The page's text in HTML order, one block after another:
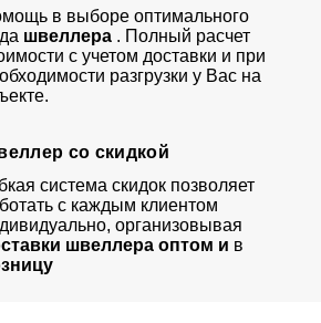
в выборе оптимального
швеллера . Полный расчет
с учетом доставки и при
разгрузки у Вас на
со скидкой
система скидок позволяет
с каждым клиентом
организовывая
швеллера оптом и в